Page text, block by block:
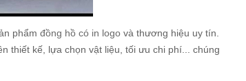
phẩm đồng hồ có in logo và thương hiệu uy tín.
thiết kế, lựa chọn vật liệu, tối ưu chi phí... chúng